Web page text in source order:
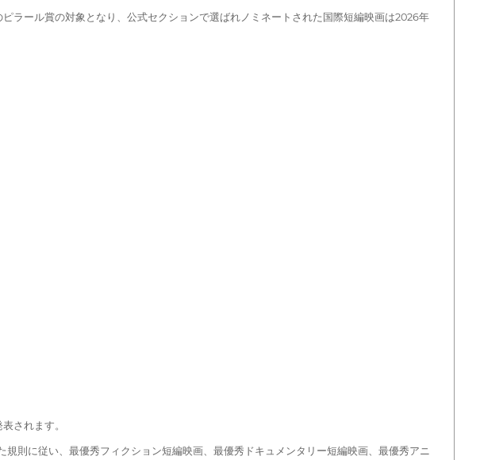
ラール賞の対象となり、公式セクションで選ばれノミネートされた国際短編映画は2026年
されます。
則に従い、最優秀フィクション短編映画、最優秀ドキュメンタリー短編映画、最優秀アニ